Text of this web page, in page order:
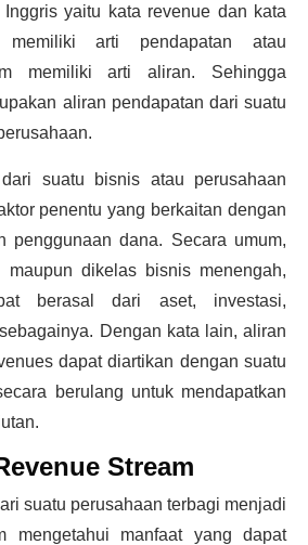
yaitu kata revenue dan kata
memiliki arti pendapatan atau
memiliki arti aliran. Sehingga
aliran pendapatan dari suatu
suatu bisnis atau perusahaan
penentu yang berkaitan dengan
penggunaan dana. Secara umum,
maupun dikelas bisnis menengah,
berasal dari aset, investasi,
Dengan kata lain, aliran
dapat diartikan dengan suatu
berulang untuk mendapatkan
Stream
suatu perusahaan terbagi menjadi
mengetahui manfaat yang dapat